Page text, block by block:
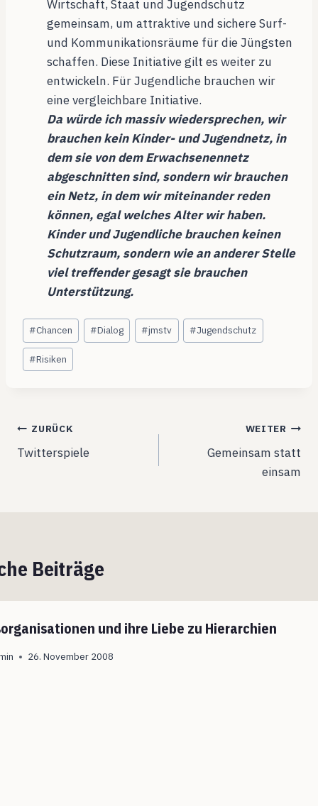
Wirtschaft, Staat und Jugendschutz
gemeinsam, um attraktive und sichere Surf-
und Kommunikationsräume für die Jüngsten
schaffen. Diese Initiative gilt es weiter zu
entwickeln. Für Jugendliche brauchen wir
eine vergleichbare Initiative.
Da würde ich massiv wiedersprechen, wir
brauchen kein Kinder- und Jugendnetz, in
dem sie von dem Erwachsenennetz
abgeschnitten sind, sondern wir brauchen
ein Netz, in dem wir miteinander reden
können, egal welches Alter wir haben.
Kinder und Jugendliche brauchen keinen
Schutzraum, sondern wie an anderer Stelle
viel treffender gesagt sie brauchen
Unterstützung.
Schlagworte:
#Chancen #Dialog #jmstv #Jugendschutz
#Risiken
Beitragsnavigation
ZURÜCK
Twitterspiele
WEITER
Gemeinsam statt
einsam
Beiträge
und ihre Liebe zu Hierarchien
26. November 2008